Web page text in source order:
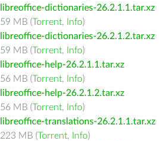
libreoffice-dictionaries-26.2.1.1.tar.xz
59 MB (Torrent, Info)
libreoffice-dictionaries-26.2.1.2.tar.xz
59 MB (Torrent, Info)
libreoffice-help-26.2.1.1.tar.xz
56 MB (Torrent, Info)
libreoffice-help-26.2.1.2.tar.xz
56 MB (Torrent, Info)
libreoffice-translations-26.2.1.1.tar.xz
223 MB (Torrent, Info)